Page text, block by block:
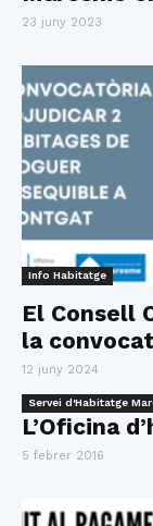
23 juny 2023
Info Habitatge
El Consell
la
12 juny 2024
Servei d'Habitatge
L’Oficina
5 febrer 2016